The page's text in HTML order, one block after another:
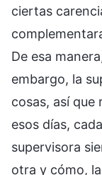
ciertas
De esa
embargo, la
cosas, así que
esos días,
supervisora
otra y cómo,